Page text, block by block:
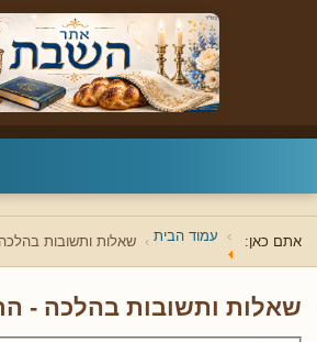
אתם כאן: עמוד הבית שאלות ותשובות
שאלות ותשובות בהלכה -